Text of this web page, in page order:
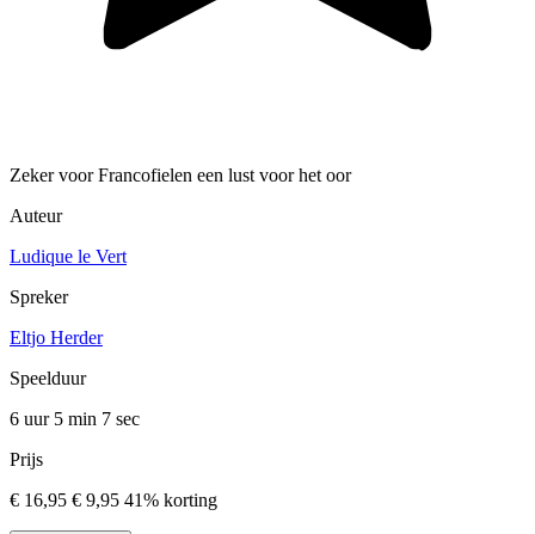
Zeker voor Francofielen een lust voor het oor
Auteur
Ludique le Vert
Spreker
Eltjo Herder
Speelduur
6 uur 5 min 7 sec
Prijs
€ 16,95 € 9,95 41% korting